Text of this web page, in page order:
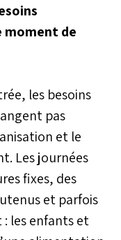
de
les besoins
pas
et le
Les journées
fixes, des
et parfois
: les enfants et